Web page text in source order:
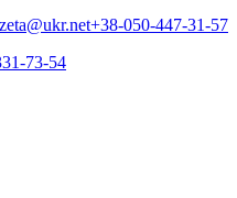
+38-050-447-31-57
73-54